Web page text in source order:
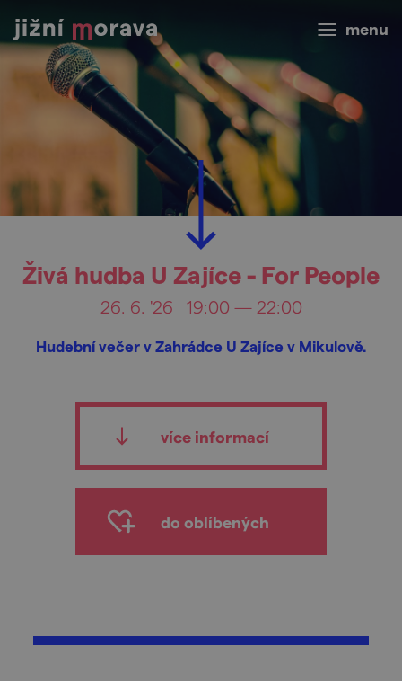
menu
Živá hudba U Zajíce - For People
26. 6. '26 19:00 — 22:00
Hudební večer v Zahrádce U Zajíce v Mikulově.
více informací
do oblíbených